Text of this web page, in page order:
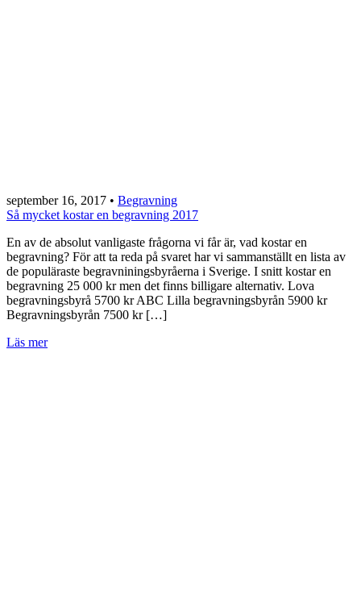
september 16, 2017 • Begravning
Så mycket kostar en begravning 2017
En av de absolut vanligaste frågorna vi får är, vad kostar en
begravning? För att ta reda på svaret har vi sammanställt en lista av
de populäraste begravniningsbyråerna i Sverige. I snitt kostar en
begravning 25 000 kr men det finns billigare alternativ. Lova
begravningsbyrå 5700 kr ABC Lilla begravningsbyrån 5900 kr
Begravningsbyrån 7500 kr […]
Läs mer